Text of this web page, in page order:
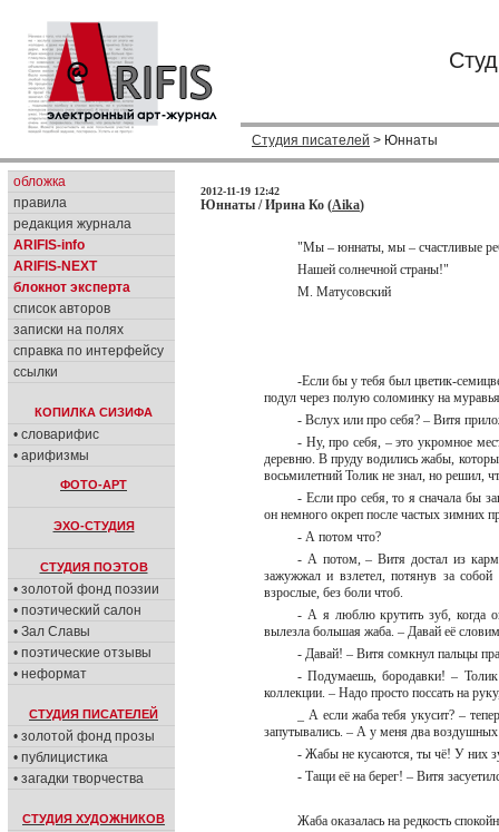
Студия писателей > Юннаты
обложка
правила
редакция журнала
ARIFIS-info
ARIFIS-NEXT
блокнот эксперта
список авторов
записки на полях
справка по интерфейсу
ссылки
КОПИЛКА СИЗИФА
• словарифис
• арифизмы
ФОТО-АРТ
ЭХО-СТУДИЯ
СТУДИЯ ПОЭТОВ
• золотой фонд поэзии
• поэтический салон
• Зал Славы
• поэтические отзывы
• неформат
СТУДИЯ ПИСАТЕЛЕЙ
• золотой фонд прозы
• публицистика
• загадки творчества
СТУДИЯ ХУДОЖНИКОВ
2012-11-19 12:42
Юннаты / Ирина Ко (Aika)
"Мы – юннаты, мы – счастливые
Нашей солнечной страны!"
М. Матусовский
-Если бы у тебя был цветик-
подул через полую соломинку на
- Вслух или про себя? – Витя
- Ну, про себя, – это укромное
деревню. В пруду водились жабы,
восьмилетний Толик не знал, но решил,
- Если про себя, то я сначала бы
он немного окреп после частых зимних
- А потом что?
- А потом, – Витя достал из
зажужжал и взлетел, потянув за
взрослые, без боли чтоб.
- А я люблю крутить зуб, когда
вылезла большая жаба. – Давай её
- Давай! – Витя сомкнул пальцы
- Подумаешь, бородавки! – Толик
коллекции. – Надо просто поссать на
_ А если жаба тебя укусит? –
запутывались. – А у меня два
- Жабы не кусаются, ты чё! У них
- Тащи её на берег! – Витя
Жаба оказалась на редкость